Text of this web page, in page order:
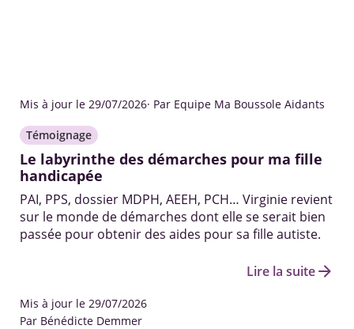
Mis à jour le 29/07/2026· Par Equipe Ma Boussole Aidants
Témoignage
Le labyrinthe des démarches pour ma fille
handicapée
PAI, PPS, dossier MDPH, AEEH, PCH… Virginie revient
sur le monde de démarches dont elle se serait bien
passée pour obtenir des aides pour sa fille autiste.
Lire la suitearrow_forward
Mis à jour le 29/07/2026
Par Bénédicte Demmer